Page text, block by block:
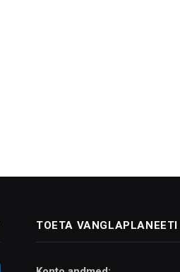
TOETA VANGLAPLANEETI